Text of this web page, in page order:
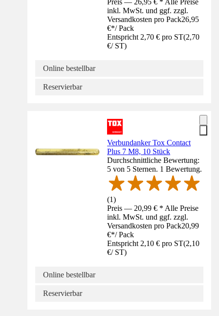
inkl. MwSt. und ggf. zzgl.
Versandkosten pro Pack26,95
€*/ Pack
Entspricht 2,70 € pro ST(2,70
€/ ST)
Online bestellbar
Reservierbar
Verbundanker Tox Contact
Plus 7 M8, 10 Stück
Durchschnittliche Bewertung:
5 von 5 Sternen. 1 Bewertung.
(1)
Preis — 20,99 € * Alle Preise
inkl. MwSt. und ggf. zzgl.
Versandkosten pro Pack20,99
€*/ Pack
Entspricht 2,10 € pro ST(2,10
€/ ST)
Online bestellbar
Reservierbar